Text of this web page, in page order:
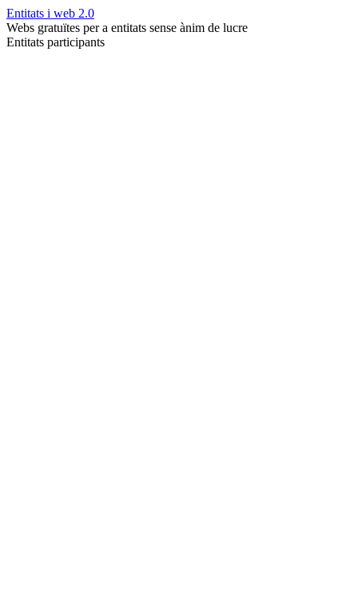
Entitats i web 2.0
Webs gratuïtes per a entitats sense ànim de lucre
Entitats participants